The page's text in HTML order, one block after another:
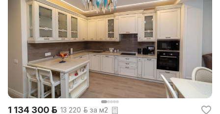
1 134 300 р. 13 220 р. за м2